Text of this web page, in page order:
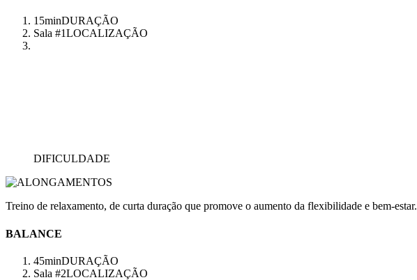
15minDURAÇÃO
Sala #1LOCALIZAÇÃO
DIFICULDADE
Treino de relaxamento, de curta duração que promove o aumento da flexibilidade e bem-estar.
BALANCE
45minDURAÇÃO
Sala #2LOCALIZAÇÃO